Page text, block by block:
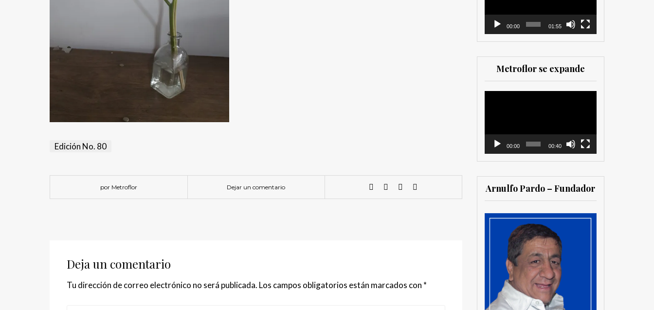
Edición No. 80
por Metroflor Dejar un comentario
Deja un comentario
Tu dirección de correo electrónico no será publicada. Los campos obligatorios están marcados con *
00:00 01:55
Metroflor se expande
00:00 00:40
Arnulfo Pardo – Fundador